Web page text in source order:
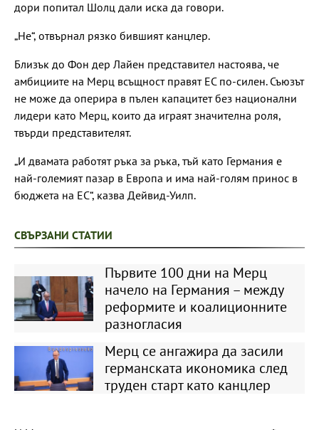
дори попитал Шолц дали иска да говори.
„Не“, отвърнал рязко бившият канцлер.
Близък до Фон дер Лайен представител настоява, че
амбициите на Мерц всъщност правят ЕС по-силен. Съюзът
не може да оперира в пълен капацитет без национални
лидери като Мерц, които да играят значителна роля,
твърди представителят.
„И двамата работят ръка за ръка, тъй като Германия е
най-големият пазар в Европа и има най-голям принос в
бюджета на ЕС“, казва Дейвид-Уилп.
СВЪРЗАНИ СТАТИИ
Първите 100 дни на Мерц
начело на Германия – между
реформите и коалиционните
разногласия
Мерц се ангажира да засили
германската икономика след
труден старт като канцлер